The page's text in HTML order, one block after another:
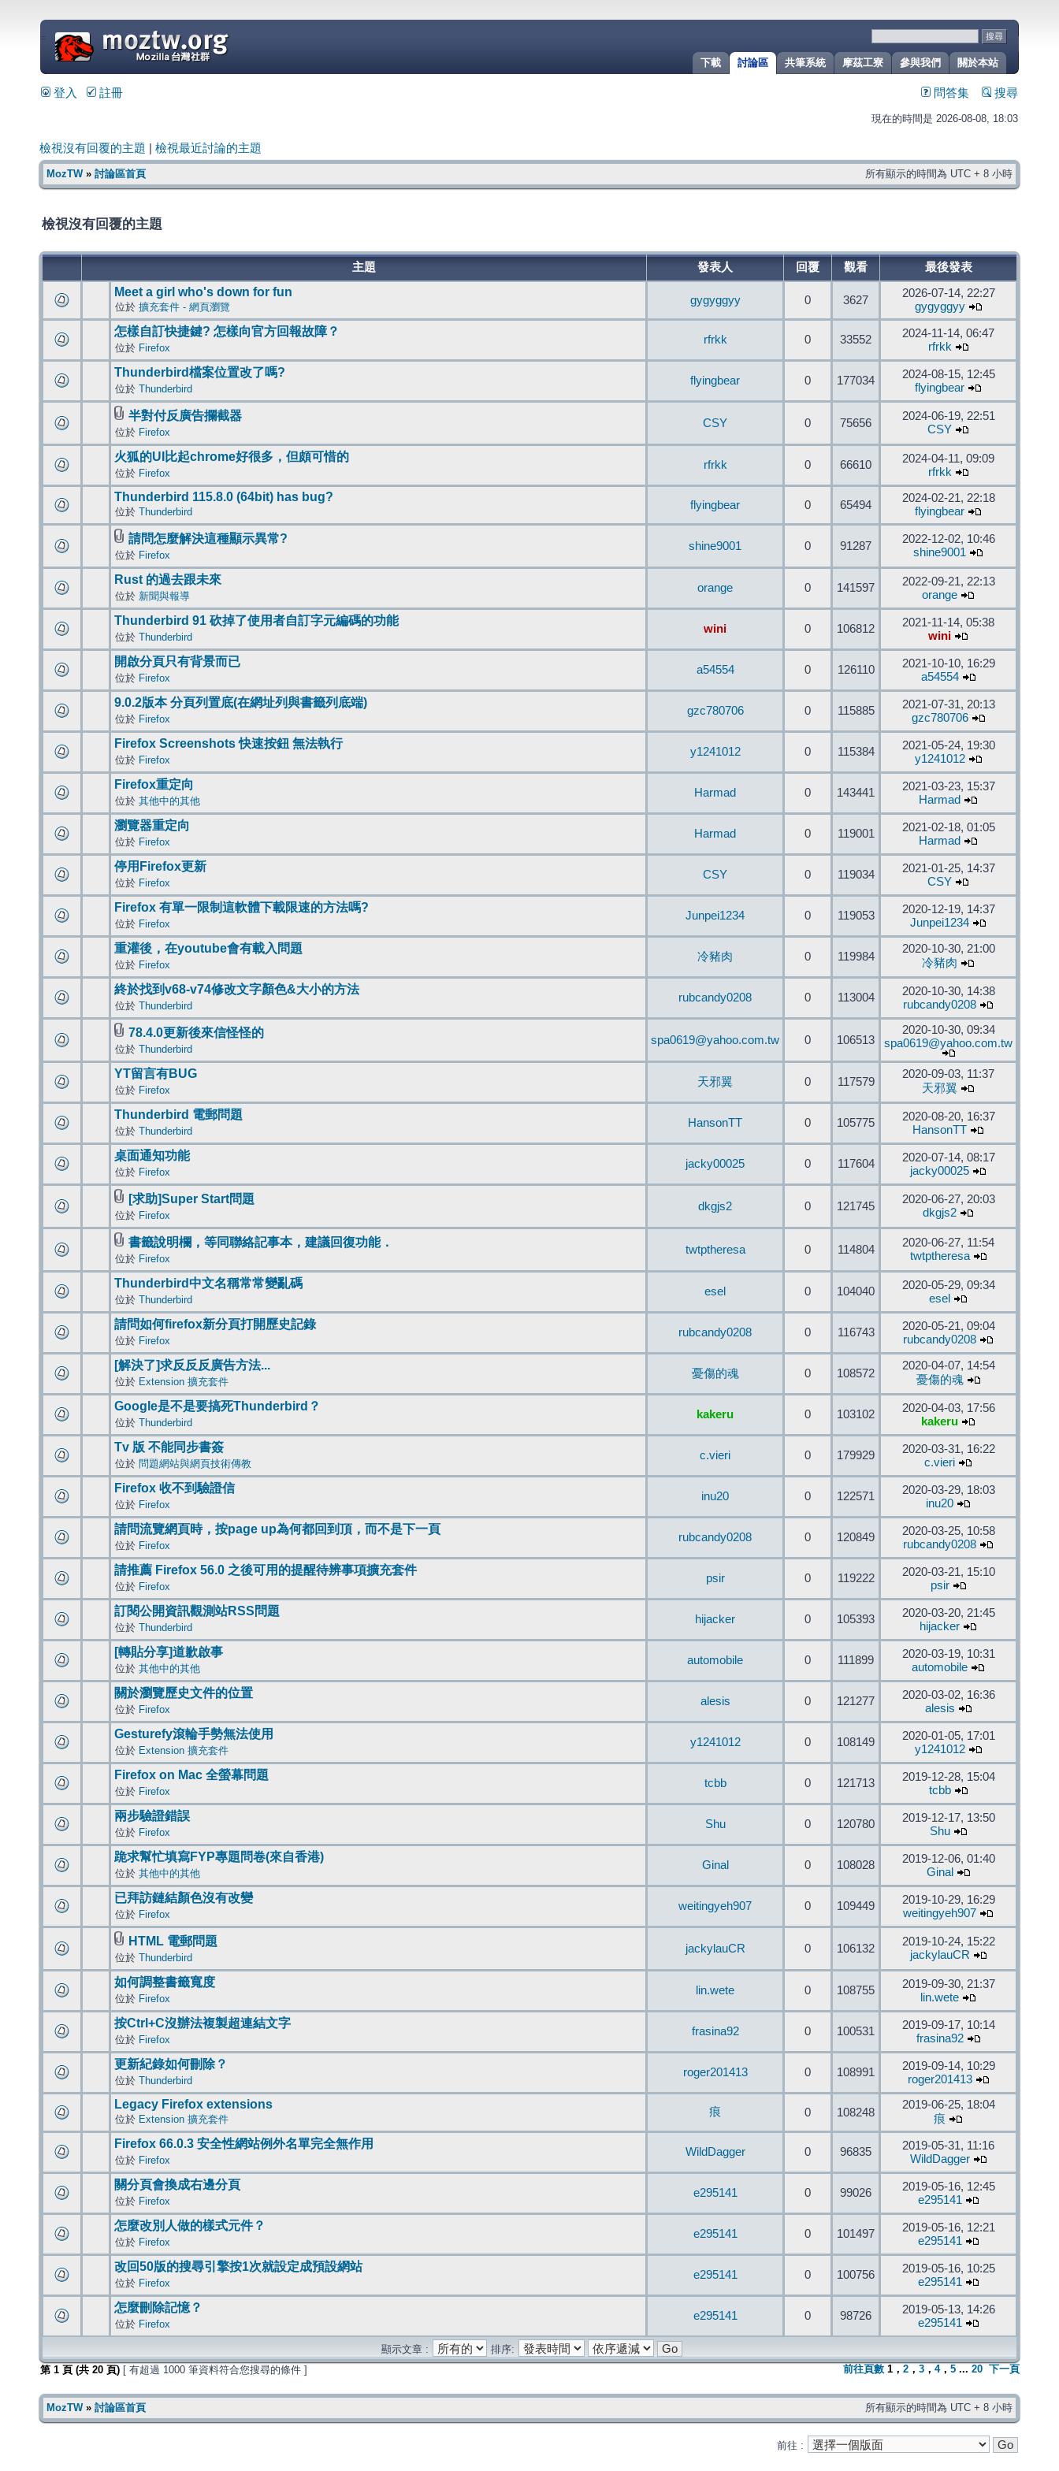
關於本站
參與我們
摩茲工寮
共筆系統
討論區
下載
=
登入 註冊 問答集 搜尋
現在的時間是 2026-08-08, 18:03
檢視沒有回覆的主題 檢視最近討論的主題
MozTW» 討論區首頁 所有顯示的時間為 UTC + 8 小時
檢視沒有回覆的主題
主題 發表人 回覆 觀看 最後發表
Meet a girl who's down for fun
位於 擴充套件 - 網頁瀏覽
gygyggyy 0 3627
2026-07-14, 22:27
gygyggyy
怎樣自訂快捷鍵? 怎樣向官方回報故障？
位於 Firefox
rfrkk 0 33552
2024-11-14, 06:47
rfrkk
Thunderbird檔案位置改了嗎?
位於 Thunderbird
flyingbear 0 177034
2024-08-15, 12:45
flyingbear
半對付反廣告攔截器
位於 Firefox
CSY 0 75656
2024-06-19, 22:51
CSY
火狐的UI比起chrome好很多，但頗可惜的
位於 Firefox
rfrkk 0 66610
2024-04-11, 09:09
rfrkk
Thunderbird 115.8.0 (64bit) has bug?
位於 Thunderbird
flyingbear 0 65494
2024-02-21, 22:18
flyingbear
請問怎麼解決這種顯示異常?
位於 Firefox
shine9001 0 91287
2022-12-02, 10:46
shine9001
Rust 的過去跟未來
位於 新聞與報導
orange 0 141597
2022-09-21, 22:13
orange
Thunderbird 91 砍掉了使用者自訂字元編碼的功能
位於 Thunderbird
wini 0 106812
2021-11-14, 05:38
wini
開啟分頁只有背景而已
位於 Firefox
a54554 0 126110
2021-10-10, 16:29
a54554
9.0.2版本 分頁列置底(在網址列與書籤列底端)
位於 Firefox
gzc780706 0 115885
2021-07-31, 20:13
gzc780706
Firefox Screenshots 快速按鈕 無法執行
位於 Firefox
y1241012 0 115384
2021-05-24, 19:30
y1241012
Firefox重定向
位於 其他中的其他
Harmad 0 143441
2021-03-23, 15:37
Harmad
瀏覽器重定向
位於 Firefox
Harmad 0 119001
2021-02-18, 01:05
Harmad
停用Firefox更新
位於 Firefox
CSY 0 119034
2021-01-25, 14:37
CSY
Firefox 有單一限制這軟體下載限速的方法嗎?
位於 Firefox
Junpei1234 0 119053
2020-12-19, 14:37
Junpei1234
重灌後，在youtube會有載入問題
位於 Firefox
冷豬肉 0 119984
2020-10-30, 21:00
冷豬肉
終於找到v68-v74修改文字顏色&大小的方法
位於 Thunderbird
rubcandy0208 0 113004
2020-10-30, 14:38
rubcandy0208
78.4.0更新後來信怪怪的
位於 Thunderbird
spa0619@yahoo.com.tw 0 106513
2020-10-30, 09:34
spa0619@yahoo.com.tw
YT留言有BUG
位於 Firefox
天邪翼 0 117579
2020-09-03, 11:37
天邪翼
Thunderbird 電郵問題
位於 Thunderbird
HansonTT 0 105775
2020-08-20, 16:37
HansonTT
桌面通知功能
位於 Firefox
jacky00025 0 117604
2020-07-14, 08:17
jacky00025
[求助]Super Start問題
位於 Firefox
dkgjs2 0 121745
2020-06-27, 20:03
dkgjs2
書籤說明欄，等同聯絡記事本，建議回復功能．
位於 Firefox
twtptheresa 0 114804
2020-06-27, 11:54
twtptheresa
Thunderbird中文名稱常常變亂碼
位於 Thunderbird
esel 0 104040
2020-05-29, 09:34
esel
請問如何firefox新分頁打開歷史記錄
位於 Firefox
rubcandy0208 0 116743
2020-05-21, 09:04
rubcandy0208
[解決了]求反反反廣告方法...
位於 Extension 擴充套件
憂傷的魂 0 108572
2020-04-07, 14:54
憂傷的魂
Google是不是要搞死Thunderbird？
位於 Thunderbird
kakeru 0 103102
2020-04-03, 17:56
kakeru
Tv 版 不能同步書簽
位於 問題網站與網頁技術傳教
c.vieri 0 179929
2020-03-31, 16:22
c.vieri
Firefox 收不到驗證信
位於 Firefox
inu20 0 122571
2020-03-29, 18:03
inu20
請問流覽網頁時，按page up為何都回到頂，而不是下一頁
位於 Firefox
rubcandy0208 0 120849
2020-03-25, 10:58
rubcandy0208
請推薦 Firefox 56.0 之後可用的提醒待辨事項擴充套件
位於 Firefox
psir 0 119222
2020-03-21, 15:10
psir
訂閱公開資訊觀測站RSS問題
位於 Thunderbird
hijacker 0 105393
2020-03-20, 21:45
hijacker
[轉貼分享]道歉啟事
位於 其他中的其他
automobile 0 111899
2020-03-19, 10:31
automobile
關於瀏覽歷史文件的位置
位於 Firefox
alesis 0 121277
2020-03-02, 16:36
alesis
Gesturefy滾輪手勢無法使用
位於 Extension 擴充套件
y1241012 0 108149
2020-01-05, 17:01
y1241012
Firefox on Mac 全螢幕問題
位於 Firefox
tcbb 0 121713
2019-12-28, 15:04
tcbb
兩步驗證錯誤
位於 Firefox
Shu 0 120780
2019-12-17, 13:50
Shu
跪求幫忙填寫FYP專題問卷(來自香港)
位於 其他中的其他
Ginal 0 108028
2019-12-06, 01:40
Ginal
已拜訪鏈結顏色沒有改變
位於 Firefox
weitingyeh907 0 109449
2019-10-29, 16:29
weitingyeh907
HTML 電郵問題
位於 Thunderbird
jackylauCR 0 106132
2019-10-24, 15:22
jackylauCR
如何調整書籤寬度
位於 Firefox
lin.wete 0 108755
2019-09-30, 21:37
lin.wete
按Ctrl+C沒辦法複製超連結文字
位於 Firefox
frasina92 0 100531
2019-09-17, 10:14
frasina92
更新紀錄如何刪除？
位於 Thunderbird
roger201413 0 108991
2019-09-14, 10:29
roger201413
Legacy Firefox extensions
位於 Extension 擴充套件
痕 0 108248
2019-06-25, 18:04
痕
Firefox 66.0.3 安全性網站例外名單完全無作用
位於 Firefox
WildDagger 0 96835
2019-05-31, 11:16
WildDagger
關分頁會換成右邊分頁
位於 Firefox
e295141 0 99026
2019-05-16, 12:45
e295141
怎麼改別人做的樣式元件？
位於 Firefox
e295141 0 101497
2019-05-16, 12:21
e295141
改回50版的搜尋引擎按1次就設定成預設網站
位於 Firefox
e295141 0 100756
2019-05-16, 10:25
e295141
怎麼刪除記憶？
位於 Firefox
e295141 0 98726
2019-05-13, 14:26
e295141
顯示文章 :
排序:
第 1 頁 (共 20 頁) [ 有超過 1000 筆資料符合您搜尋的條件 ] 前往頁數 1 ， 2 ， 3 ， 4， 5 ... 20 下一頁
MozTW» 討論區首頁 所有顯示的時間為 UTC + 8 小時
前往 :